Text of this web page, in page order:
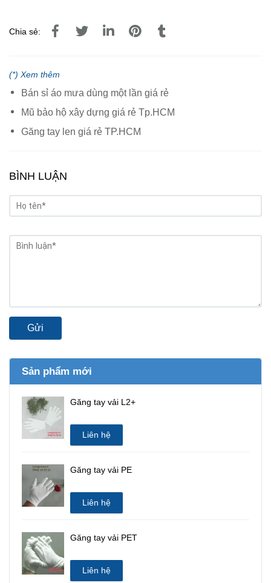
Chia sẻ:
(*) Xem thêm
Bán sỉ áo mưa dùng một lần giá rẻ
Mũ bảo hộ xây dựng giá rẻ Tp.HCM
Găng tay len giá rẻ TP.HCM
BÌNH LUẬN
Gửi
Sản phẩm mới
Găng tay vải L2+
Liên hệ
Găng tay vải PE
Liên hệ
Găng tay vải PET
Liên hệ